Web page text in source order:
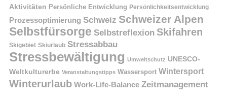
Aktivitäten Persönliche Entwicklung Persönlichkeitsentwicklung
Prozessoptimierung Schweiz Schweizer Alpen
Selbstfürsorge Selbstreflexion Skifahren
Skigebiet Skiurlaub Stressabbau
Stressbewältigung Umweltschutz UNESCO-
Weltkulturerbe Veranstaltungstipps Wassersport Wintersport
Winterurlaub Work-Life-Balance Zeitmanagement